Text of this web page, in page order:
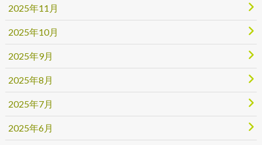
2025年11月
2025年10月
2025年9月
2025年8月
2025年7月
2025年6月